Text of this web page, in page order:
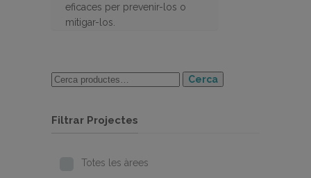
eficaces per prevenir-los o
mitigar-los.
Cerca
Filtrar Projectes
Totes les àrees